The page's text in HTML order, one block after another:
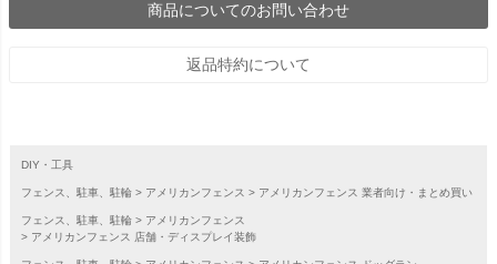
商品についてのお問い合わせ
返品特約について
DIY・工具
フェンス、駐車、駐輪 アメリカンフェンス アメリカンフェンス 業者向け・まとめ買い
フェンス、駐車、駐輪
アメリカンフェンス
アメリカンフェンス 店舗・ディスプレイ装飾